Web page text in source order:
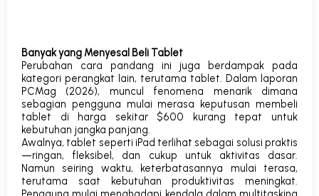
Banyak yang Menyesal Beli Tablet
Perubahan cara pandang ini juga berdampak pada
kategori perangkat lain, terutama tablet. Dalam laporan
PCMag (2026), muncul fenomena menarik dimana
sebagian pengguna mulai merasa keputusan membeli
tablet di harga sekitar $600 kurang tepat untuk
kebutuhan jangka panjang.
Awalnya, tablet seperti iPad terlihat sebagai solusi praktis
—ringan, fleksibel, dan cukup untuk aktivitas dasar.
Namun seiring waktu, keterbatasannya mulai terasa,
terutama saat kebutuhan produktivitas meningkat.